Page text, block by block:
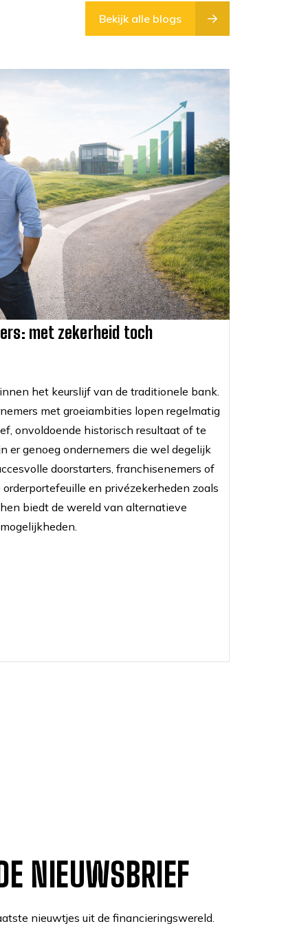
Bekijk alle blogs
met zekerheid toch
het keurslijf van de traditionele bank.
met groeiambities lopen regelmatig
onvoldoende historisch resultaat of te
er genoeg ondernemers die wel degelijk
doorstarters, franchisenemers of
en privézekerheden zoals
biedt de wereld van alternatieve
NIEUWSBRIEF
nieuwtjes uit de financieringswereld.